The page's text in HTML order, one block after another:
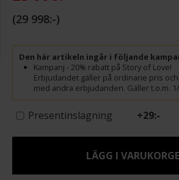
29 998:-
Den här artikeln ingår i följande
Kampanj - 20% rabatt på Story of Love!
Erbjudandet gäller på ordinarie pris
med andra erbjudanden. Gäller t.o.m.
Presentinslagning +29:-
LÄGG I